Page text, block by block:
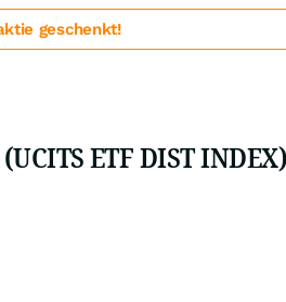
geschenkt!
(UCITS ETF DIST